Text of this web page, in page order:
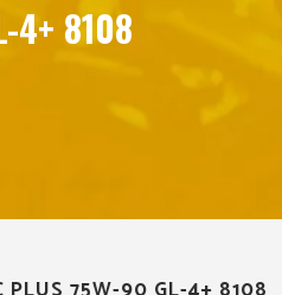
4+ 8108